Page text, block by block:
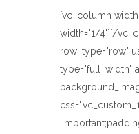
[vc_column
width="1/4"][/
row_type="row"
type="full_width"